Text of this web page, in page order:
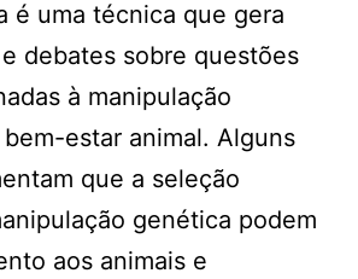
é uma técnica que gera
debates sobre questões
à manipulação
estar animal. Alguns
que a seleção
genética podem
aos animais e